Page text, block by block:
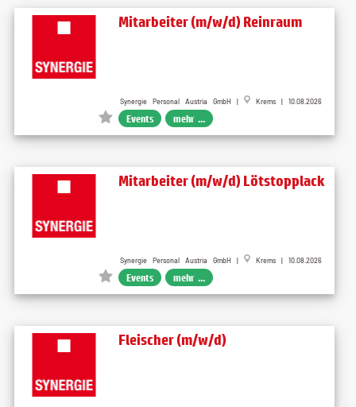
Mitarbeiter (m/w/d) Reinraum
Synergie Personal Austria GmbH | Krems | 10.08.2026
Events mehr ...
Mitarbeiter (m/w/d) Lötstopplack
Synergie Personal Austria GmbH | Krems | 10.08.2026
Events mehr ...
Fleischer (m/w/d)